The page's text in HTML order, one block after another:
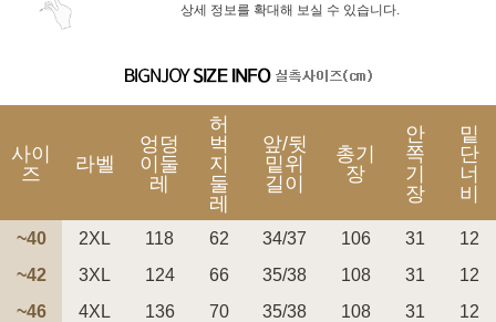
상세 정보를 확대해 보실 수 있습니다.
사이
즈
라벨
엉덩
이둘
레
허
벅
지
둘
레
앞/뒷
밑위
길이
총기
장
안
쪽
기
장
밑
단
너
비
~40 2XL 118 62 34/37 106 31
12
~42
3XL 124 66 35/38 108 31
12
~46
4XL 136 70 35/38 108 31
12